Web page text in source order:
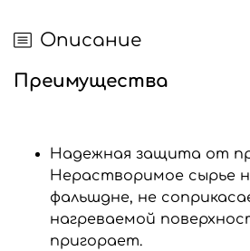
Описание
Преимущества
Надежная защита от
Нерастворимое сырье
фальшдне, не
нагреваемой
пригорает.